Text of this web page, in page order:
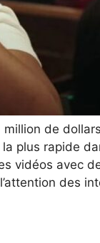
de
plus rapide
vidéos avec
des